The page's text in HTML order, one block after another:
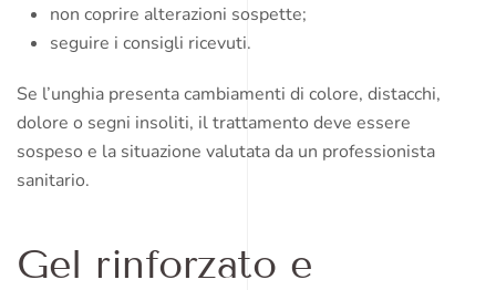
non coprire alterazioni sospette;
seguire i consigli ricevuti.
Se l’unghia presenta cambiamenti di colore, distacchi,
dolore o segni insoliti, il trattamento deve essere
sospeso e la situazione valutata da un professionista
sanitario.
Gel rinforzato e